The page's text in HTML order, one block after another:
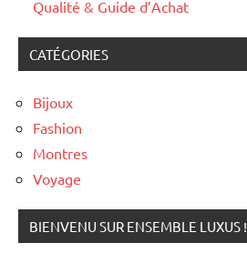
Qualité & Guide d’Achat
CATÉGORIES
Bijoux
Fashion
Montres
Voyage
BIENVENU SUR ENSEMBLE LUXUS !